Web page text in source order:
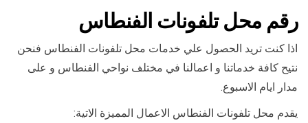
رقم محل تلفونات الفنطاس
اذا كنت تريد الحصول علي خدمات محل تلفونات الفنطاس فنحن
نتيح كافة خدماتنا و اعمالنا في مختلف نواحي الفنطاس و على
مدار ايام الاسبوع.
يقدم محل تلفونات الفنطاس الاعمال المميزة الاتية: